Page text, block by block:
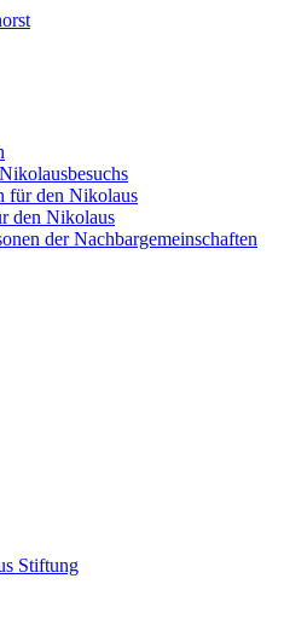
für den Nikolaus
den Nikolaus
der Nachbargemeinschaften
Stiftung